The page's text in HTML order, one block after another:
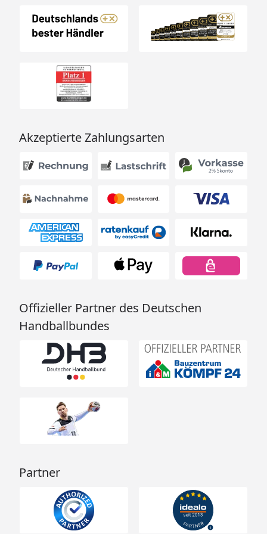
Akzeptierte Zahlungsarten
Offizieller Partner des Deutschen
Handballbundes
Partner